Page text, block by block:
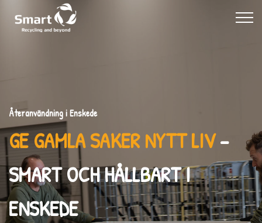
Återanvändning i Enskede
GE GAMLA SAKER NYTT LIV–
SMART OCH HÅLLBART I
ENSKEDE